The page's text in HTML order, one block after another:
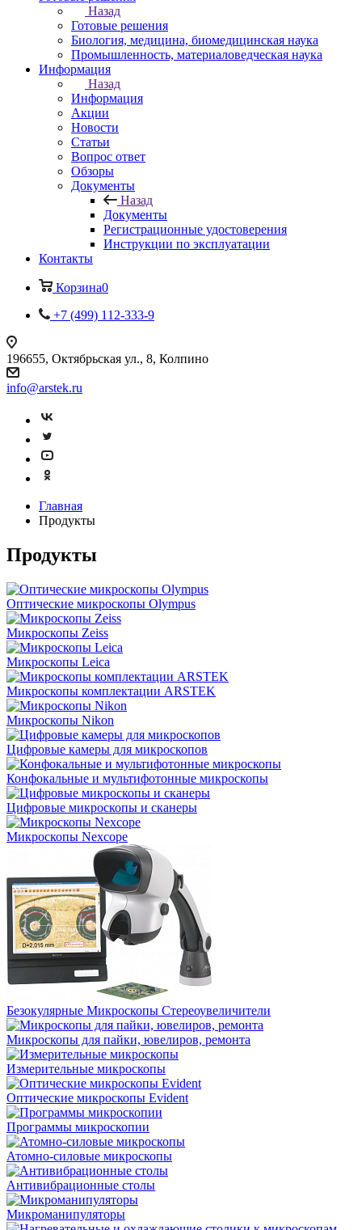
Назад
Готовые решения
Биология, медицина, биомедицинская наука
Промышленность, материаловедческая наука
Информация
Назад
Информация
Акции
Новости
Статьи
Вопрос ответ
Обзоры
Документы
Назад
Документы
Регистрационные удостоверения
Инструкции по эксплуатации
Контакты
Корзина0
+7 (499) 112-333-9
196655, Октябрьская ул., 8, Колпино
info@arstek.ru
Главная
Продукты
Продукты
Оптические микроскопы Olympus
Микроскопы Zeiss
Микроскопы Leica
Микроскопы комплектации ARSTEK
Микроскопы Nikon
Цифровые камеры для микроскопов
Конфокальные и мультифотонные микроскопы
Цифровые микроскопы и сканеры
Микроскопы Nexcope
Безокулярные Микроскопы Стереоувеличители
Микроскопы для пайки, ювелиров, ремонта
Измерительные микроскопы
Оптические микроскопы Evident
Программы микроскопии
Атомно-силовые микроскопы
Антивибрационные столы
Микроманипуляторы